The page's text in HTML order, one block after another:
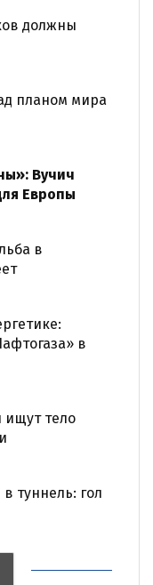
должны
планом мира
Вучич
Европы
в
в
ищут тело
туннель: гол